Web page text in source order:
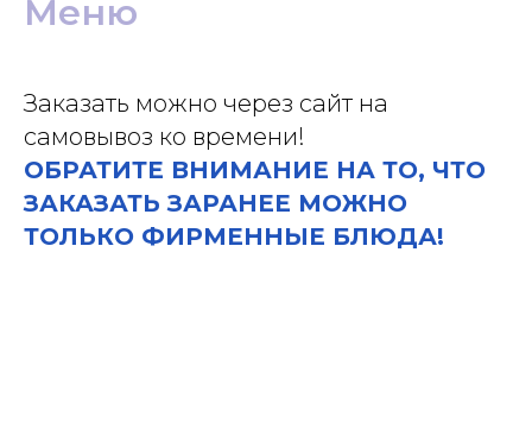
Меню
Заказать можно через сайт на
самовывоз ко времени!
ОБРАТИТЕ ВНИМАНИЕ НА ТО, ЧТО
ЗАКАЗАТЬ ЗАРАНЕЕ МОЖНО
ТОЛЬКО ФИРМЕННЫЕ БЛЮДА!
Спасибо Вам большое, тем, кто оставлял
что мы всегда к Вам с большущей
любовью!
С Уважением, Sagoev Family